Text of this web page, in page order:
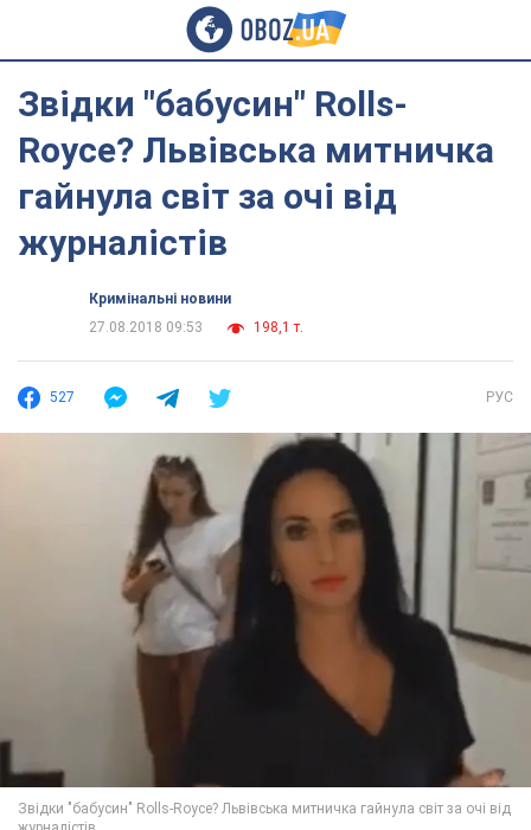
Звідки "бабусин" Rolls-
Royce? Львівська митничка
гайнула світ за очі від
журналістів
Кримінальні новини
27.08.2018 09:53
198,1 т.
527 РУС